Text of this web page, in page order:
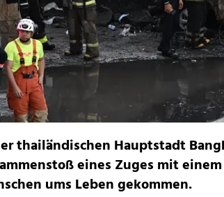
thailändischen Hauptstadt
eines Zuges mit
ums Leben gekommen.